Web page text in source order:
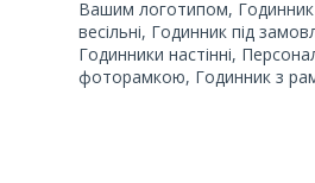
Вашим логотипом, Годинник
весільні, Годинник під
Годинники настінні,
фоторамкою, Годинник з